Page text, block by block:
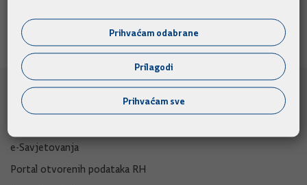
e-Građani
e-Savjetovanja
Portal otvorenih podataka RH
Prihvaćam odabrane
Prilagodi
Prihvaćam sve